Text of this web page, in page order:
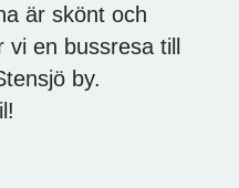
är skönt och
en bussresa till
by.